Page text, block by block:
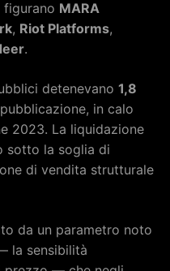
figurano MARA
, Riot Platforms,
.
detenevano 1,8
in calo
2023. La liquidazione
sotto la soglia di
di vendita strutturale
da un parametro noto
la sensibilità